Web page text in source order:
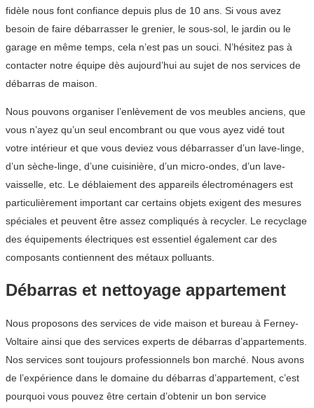
fidèle nous font confiance depuis plus de 10 ans. Si vous avez
besoin de faire débarrasser le grenier, le sous-sol, le jardin ou le
garage en même temps, cela n’est pas un souci. N’hésitez pas à
contacter notre équipe dès aujourd’hui au sujet de nos services de
débarras de maison.
Nous pouvons organiser l’enlèvement de vos meubles anciens, que
vous n’ayez qu’un seul encombrant ou que vous ayez vidé tout
votre intérieur et que vous deviez vous débarrasser d’un lave-linge,
d’un sèche-linge, d’une cuisinière, d’un micro-ondes, d’un lave-
vaisselle, etc. Le déblaiement des appareils électroménagers est
particulièrement important car certains objets exigent des mesures
spéciales et peuvent être assez compliqués à recycler. Le recyclage
des équipements électriques est essentiel également car des
composants contiennent des métaux polluants.
Débarras et nettoyage appartement
Nous proposons des services de vide maison et bureau à Ferney-
Voltaire ainsi que des services experts de débarras d’appartements.
Nos services sont toujours professionnels bon marché. Nous avons
de l’expérience dans le domaine du débarras d’appartement, c’est
pourquoi vous pouvez être certain d’obtenir un bon service